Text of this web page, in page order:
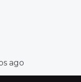
ago